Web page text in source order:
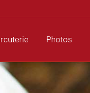
Photos